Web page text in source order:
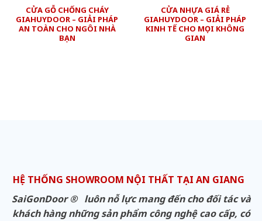
CỬA GỖ CHỐNG CHÁY
GIAHUYDOOR – GIẢI PHÁP
AN TOÀN CHO NGÔI NHÀ
BẠN
CỬA NHỰA GIÁ RẺ
GIAHUYDOOR – GIẢI PHÁP
KINH TẾ CHO MỌI KHÔNG
GIAN
HỆ THỐNG SHOWROOM NỘI THẤT TẠI AN GIANG
SaiGonDoor ® luôn nỗ lực mang đến cho đối tác và
khách hàng những sản phẩm công nghệ cao cấp, có